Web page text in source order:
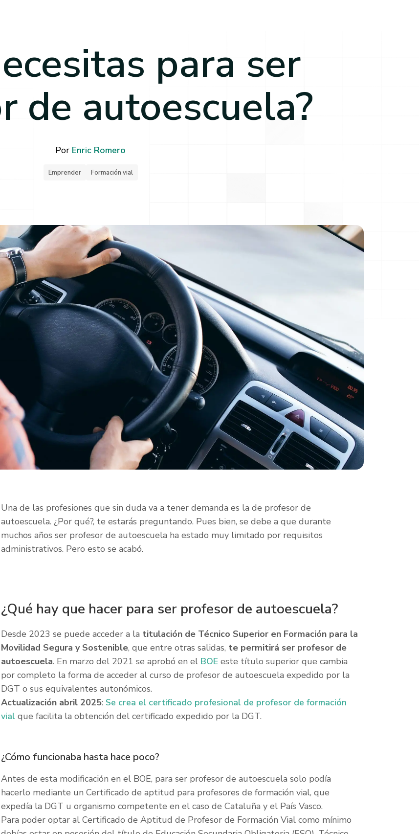
para ser
de autoescuela?
Por Enric Romero
Emprender Formación vial
Una de las profesiones que sin duda va a tener demanda es la de profesor de
autoescuela. ¿Por qué?, te estarás preguntando. Pues bien, se debe a que durante
muchos años ser profesor de autoescuela ha estado muy limitado por requisitos
administrativos. Pero esto se acabó.
¿Qué hay que hacer para ser profesor de autoescuela?
Desde 2023 se puede acceder a latitulación de Técnico Superior en Formación para la
Movilidad Segura y Sostenible, que entre otras salidas, te permitirá ser profesor de
autoescuela. En marzo del 2021 se aprobó en el BOE este título superior que cambia
por completo la forma de acceder al curso de profesor de autoescuela expedido por la
DGT o sus equivalentes autonómicos.
Actualización abril 2025: Se crea el certificado profesional de profesor de formación
vial que facilita la obtención del certificado expedido por la DGT.
¿Cómo funcionaba hasta hace poco?
Antes de esta modificación en el BOE, para ser profesor de autoescuela solo podía
hacerlo mediante un Certificado de aptitud para profesores de formación vial, que
expedía la DGT u organismo competente en el caso de Cataluña y el País Vasco.
Para poder optar al Certificado de Aptitud de Profesor de Formación Vial como mínimo